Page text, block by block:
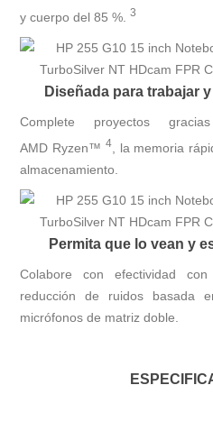
y cuerpo del 85%.3
Diseñada para trabajar
Complete proyectos
AMD Ryzen™ 4, la memoria
almacenamiento.
Permita que lo vean y
Colabore con efectividad
reducción de ruidos basada
micrófonos de matriz doble.